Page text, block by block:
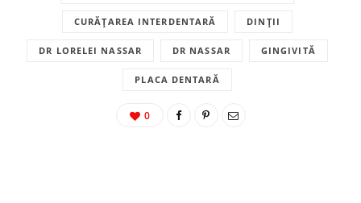
CURĂȚAREA INTERDENTARĂ DINȚII
DR LORELEI NASSAR DR NASSAR GINGIVITĂ
PLACA DENTARĂ
0